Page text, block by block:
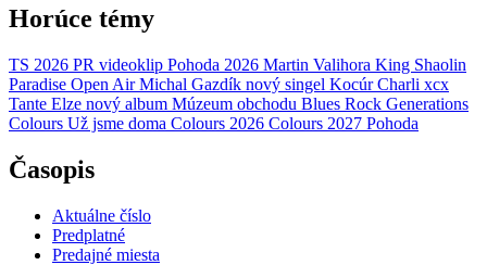
Horúce témy
TS 2026 PR videoklip Pohoda 2026 Martin Valihora King Shaolin
Paradise Open Air Michal Gazdík nový singel Kocúr Charli xcx
Tante Elze nový album Múzeum obchodu Blues Rock Generations
Colours Už jsme doma Colours 2026 Colours 2027 Pohoda
Časopis
Aktuálne číslo
Predplatné
Predajné miesta